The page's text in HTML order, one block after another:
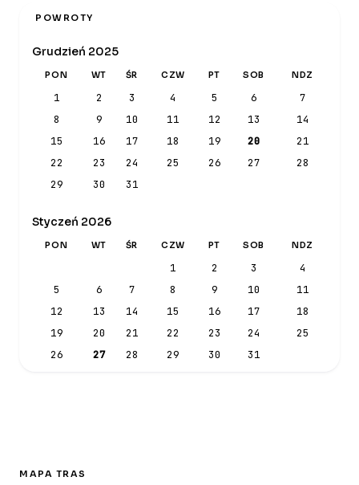
POWROTY
Grudzień 2025
PON WT ŚR CZW PT SOB NDZ
1 2 3 4 5 6
7
8
9 10 11 12 13
14
15
16 17 18 19 20
21
22
23 24 25 26 27
28
29
30 31
Styczeń 2026
PON WT ŚR CZW PT SOB NDZ
1 2 3
4
5
6 7 8 9 10
11
12
13 14 15 16 17
18
19
20 21 22 23 24
25
26
27 28 29 30 31
MAPA TRAS